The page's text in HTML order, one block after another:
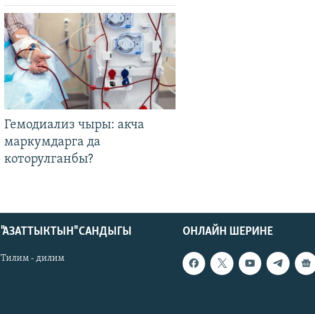
Гемодиализ чыры: акча
маркумдарга да
которулганбы?
ОНЛАЙН ШЕРИНЕ
"АЗАТТЫКТЫН" САНДЫГЫ
Тилим - дилим